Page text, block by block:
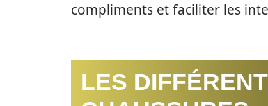
compliments et faciliter les
LES